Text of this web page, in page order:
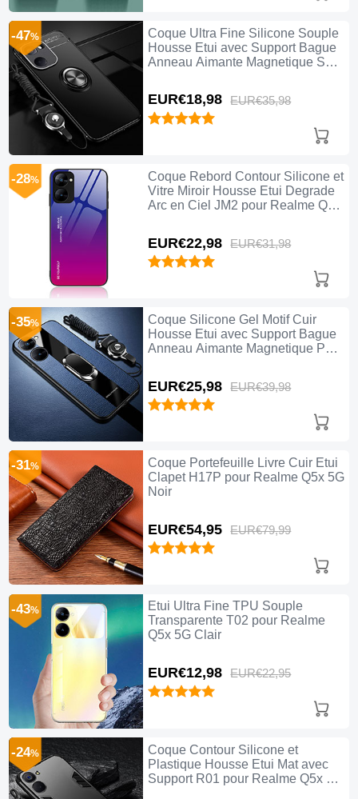
Coque Ultra Fine Silicone Souple
Housse Etui avec Support Bague
Anneau Aimante Magnetique SD3
EUR€18,98 EUR€35,98
-47%
Coque Rebord Contour Silicone et
Vitre Miroir Housse Etui Degrade
Arc en Ciel JM2 pour Realme Q5x
EUR€22,98 EUR€31,98
-28%
Coque Silicone Gel Motif Cuir
Housse Etui avec Support Bague
Anneau Aimante Magnetique PB1
EUR€25,98 EUR€39,98
-35%
Coque Portefeuille Livre Cuir Etui
Clapet H17P pour Realme Q5x 5G
Noir
EUR€54,95 EUR€79,99
-31%
Etui Ultra Fine TPU Souple
Transparente T02 pour Realme
Q5x 5G Clair
EUR€12,98 EUR€22,95
-43%
Coque Contour Silicone et
Plastique Housse Etui Mat avec
Support R01 pour Realme Q5x 5G
-24%